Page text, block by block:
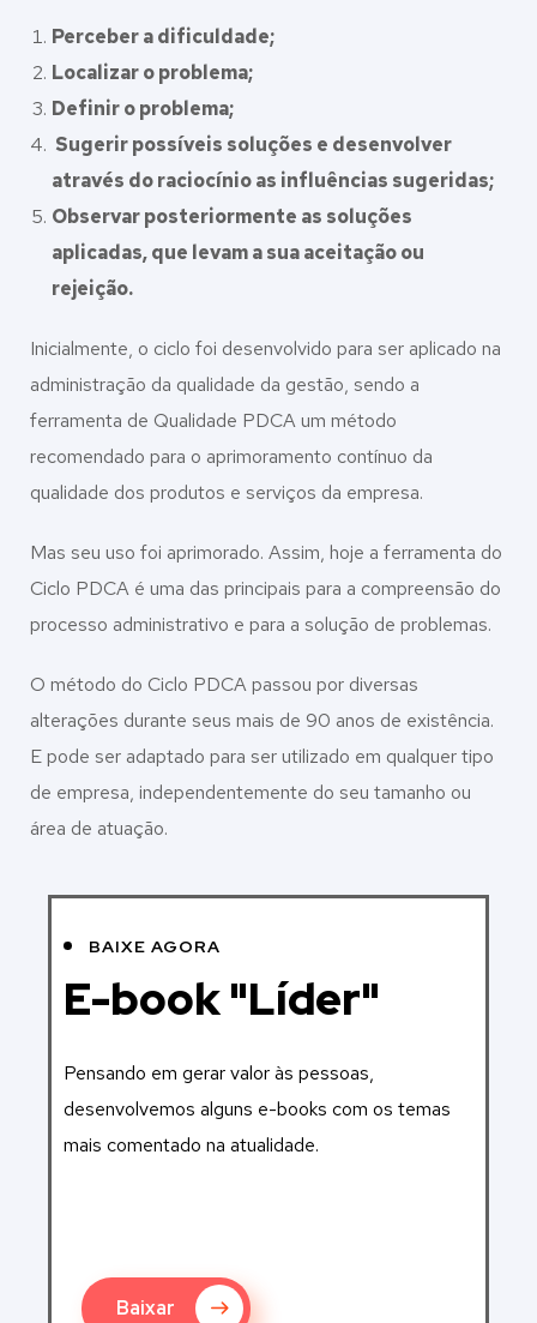
Perceber a dificuldade;
Localizar o problema;
Definir o problema;
Sugerir possíveis soluções e desenvolver
através do raciocínio as influências sugeridas;
Observar posteriormente as soluções
aplicadas, que levam a sua aceitação ou
rejeição.
Inicialmente, o ciclo foi desenvolvido para ser aplicado na
administração da qualidade da gestão, sendo a
ferramenta de Qualidade PDCA um método
recomendado para o aprimoramento contínuo da
qualidade dos produtos e serviços da empresa.
Mas seu uso foi aprimorado. Assim, hoje a ferramenta do
Ciclo PDCA é uma das principais para a compreensão do
processo administrativo e para a solução de problemas.
O método do Ciclo PDCA passou por diversas
alterações durante seus mais de 90 anos de existência.
E pode ser adaptado para ser utilizado em qualquer tipo
de empresa, independentemente do seu tamanho ou
área de atuação.
BAIXE AGORA
E-book "Líder"
Pensando em gerar valor às pessoas,
desenvolvemos alguns e-books com os temas
mais comentado na atualidade.
Baixar